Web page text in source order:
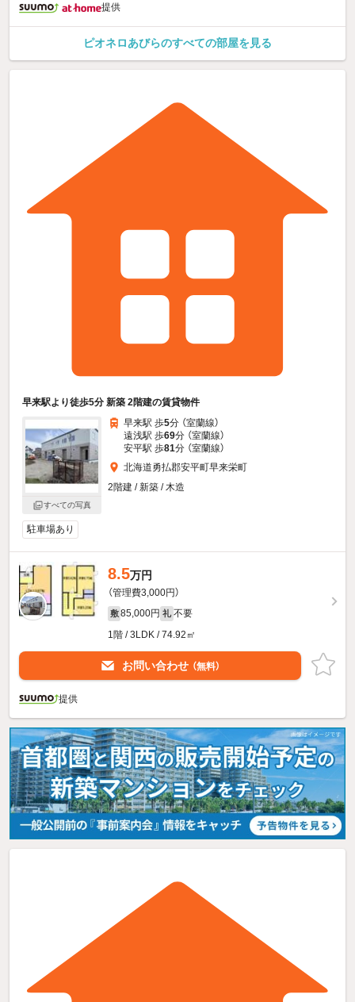
提供
ピオネロあびらのすべての部屋を見る
早来駅より徒歩5分 新築 2階建の賃貸物件
すべての写真
早来駅 歩5分 （室蘭線）
遠浅駅 歩69分 （室蘭線）
安平駅 歩81分 （室蘭線）
北海道勇払郡安平町早来栄町
2階建 / 新築 / 木造
駐車場あり
8.5万円
（管理費3,000円）
敷 85,000円 礼 不要
1階 / 3LDK / 74.92㎡
お問い合わせ （無料）
提供